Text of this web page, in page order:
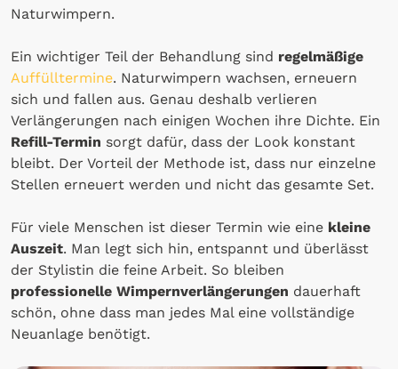
Naturwimpern.
Ein wichtiger Teil der Behandlung sind regelmäßige
Auffülltermine. Naturwimpern wachsen, erneuern
sich und fallen aus. Genau deshalb verlieren
Verlängerungen nach einigen Wochen ihre Dichte. Ein
Refill-Termin sorgt dafür, dass der Look konstant
bleibt. Der Vorteil der Methode ist, dass nur einzelne
Stellen erneuert werden und nicht das gesamte Set.
Für viele Menschen ist dieser Termin wie eine kleine
Auszeit. Man legt sich hin, entspannt und überlässt
der Stylistin die feine Arbeit. So bleiben
professionelle Wimpernverlängerungen dauerhaft
schön, ohne dass man jedes Mal eine vollständige
Neuanlage benötigt.